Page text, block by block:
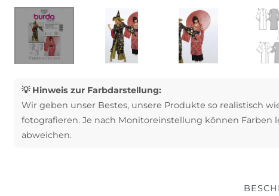
💡 Hinweis zur Farbdarstellung:
Wir geben unser Bestes, unsere Produkte so realistisch
fotografieren. Je nach Monitoreinstellung können Farben
abweichen.